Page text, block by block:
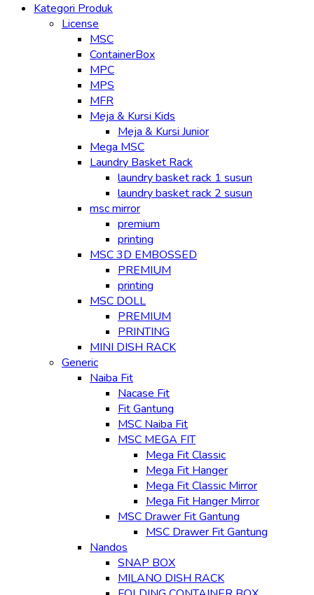
Kategori Produk
License
MSC
ContainerBox
MPC
MPS
MFR
Meja & Kursi Kids
Meja & Kursi Junior
Mega MSC
Laundry Basket Rack
laundry basket rack 1 susun
laundry basket rack 2 susun
msc mirror
premium
printing
MSC 3D EMBOSSED
PREMIUM
printing
MSC DOLL
PREMIUM
PRINTING
MINI DISH RACK
Generic
Naiba Fit
Nacase Fit
Fit Gantung
MSC Naiba Fit
MSC MEGA FIT
Mega Fit Classic
Mega Fit Hanger
Mega Fit Classic Mirror
Mega Fit Hanger Mirror
MSC Drawer Fit Gantung
MSC Drawer Fit Gantung
Nandos
SNAP BOX
MILANO DISH RACK